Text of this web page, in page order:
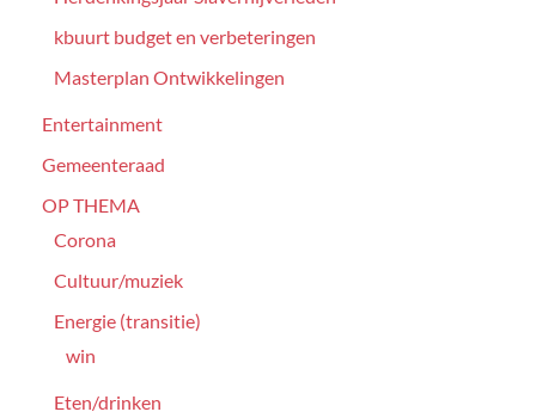
kbuurt budget en verbeteringen
Masterplan Ontwikkelingen
Entertainment
Gemeenteraad
OP THEMA
Corona
Cultuur/muziek
Energie (transitie)
win
Eten/drinken